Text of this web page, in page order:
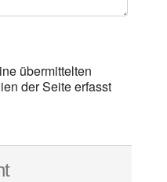
übermittelten
der Seite erfasst